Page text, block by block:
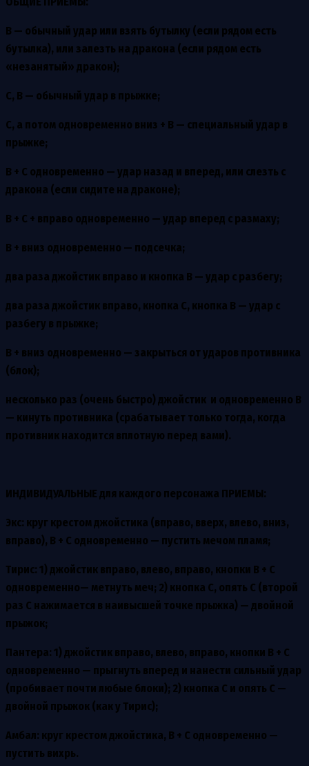
В — обычный удар или взять бутылку (если рядом есть
бутылка), или залезть на дракона (если рядом есть
«незанятый» дракон);
С, В — обычный удар в прыжке;
С, а потом одновременно вниз + В — специальный удар в
прыжке;
В + С одновременно — удар назад и вперед, или слезть с
дракона (если сидите на драконе);
В + С + вправо одновременно — удар вперед с размаху;
В + вниз одновременно — подсечка;
два раза джойстик вправо и кнопка В — удар с разбегу;
два раза джойстик вправо, кнопка С, кнопка В — удар с
разбегу в прыжке;
В + вниз одновременно — закрыться от ударов противника
(блок);
несколько раз (очень быстро) джойстик и одновременно В
— кинуть противника (срабатывает только тогда, когда
противник находится вплотную перед вами).
ИНДИВИДУАЛЬНЫЕ для каждого персонажа ПРИЕМЫ:
Экс: круг крестом джойстика (вправо, вверх, влево, вниз,
вправо), В + С одновременно — пустить мечом пламя;
Тирис: 1) джойстик вправо, влево, вправо, кнопки В + С
одновременно— метнуть меч; 2) кнопка С, опять С (второй
раз С нажимается в наивысшей точке прыжка) — двойной
прыжок;
Пантера: 1) джойстик вправо, влево, вправо, кнопки В + С
одновременно — прыгнуть вперед и нанести сильный удар
(пробивает почти любые блоки); 2) кнопка С и опять С —
двойной прыжок (как у Тирис);
Амбал: круг крестом джойстика, В + С одновременно —
пустить вихрь.